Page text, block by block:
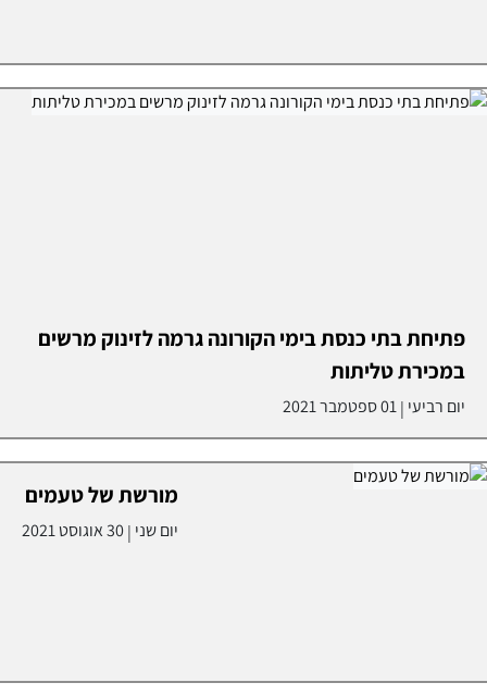
פתיחת בתי כנסת בימי הקורונה גרמה לזינוק מרשים
במכירת טליתות
יום רביעי |01 ספטמבר 2021
מורשת של טעמים
יום שני |30 אוגוסט 2021